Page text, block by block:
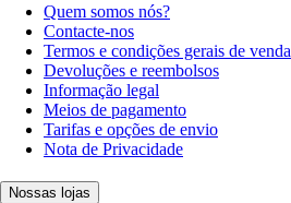
Quem somos nós?
Contacte-nos
Termos e condições gerais de venda
Devoluções e reembolsos
Informação legal
Meios de pagamento
Tarifas e opções de envio
Nota de Privacidade
Nossas lojas